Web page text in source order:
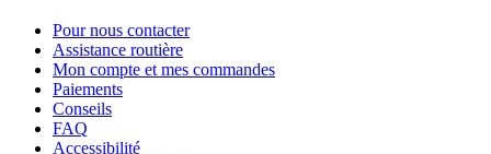
Pour nous contacter
Assistance routière
Mon compte et mes commandes
Paiements
Conseils
FAQ
Accessibilité